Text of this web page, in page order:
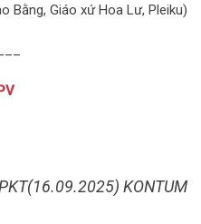
Bằng, Giáo xứ Hoa Lư, Pleiku)
KONTUM